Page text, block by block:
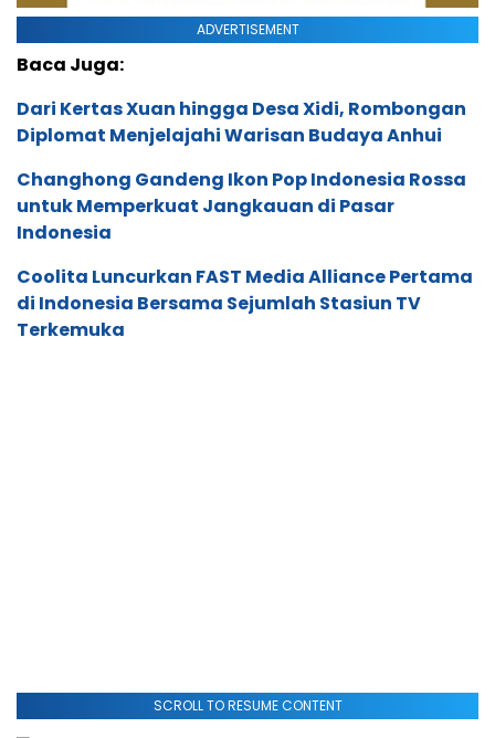
ADVERTISEMENT
Baca Juga:
Dari Kertas Xuan hingga Desa Xidi, Rombongan
Diplomat Menjelajahi Warisan Budaya Anhui
Changhong Gandeng Ikon Pop Indonesia Rossa
untuk Memperkuat Jangkauan di Pasar
Indonesia
Coolita Luncurkan FAST Media Alliance Pertama
di Indonesia Bersama Sejumlah Stasiun TV
Terkemuka
SCROLL TO RESUME CONTENT